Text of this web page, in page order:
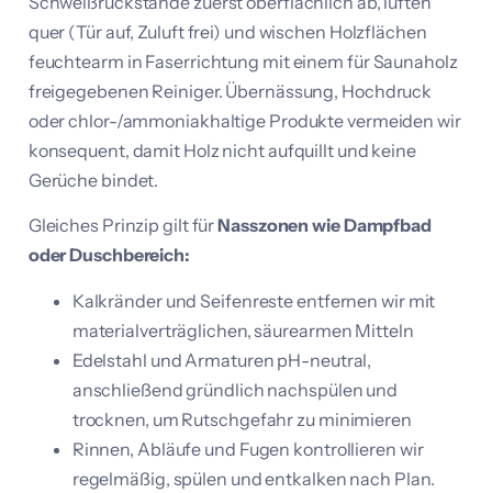
quer (Tür auf, Zuluft frei) und wischen Holzflächen
feuchtearm in Faserrichtung mit einem für Saunaholz
freigegebenen Reiniger. Übernässung, Hochdruck
oder chlor-/ammoniakhaltige Produkte vermeiden wir
konsequent, damit Holz nicht aufquillt und keine
Gerüche bindet.
Gleiches Prinzip gilt fürNasszonen wie Dampfbad
oder Duschbereich:
Kalkränder und Seifenreste entfernen wir mit
materialverträglichen, säurearmen Mitteln
Edelstahl und Armaturen pH-neutral,
anschließend gründlich nachspülen und
trocknen, um Rutschgefahr zu minimieren
Rinnen, Abläufe und Fugen kontrollieren wir
regelmäßig, spülen und entkalken nach Plan.